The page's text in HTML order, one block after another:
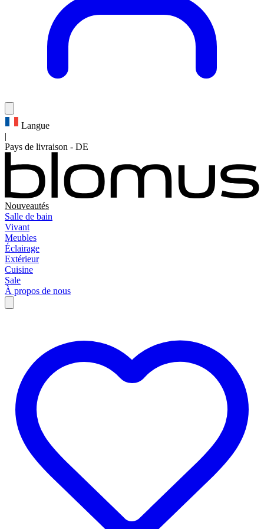
Langue
|
Pays de livraison - DE
Nouveautés
Salle de bain
Vivant
Meubles
Éclairage
Extérieur
Cuisine
Sale
À propos de nous